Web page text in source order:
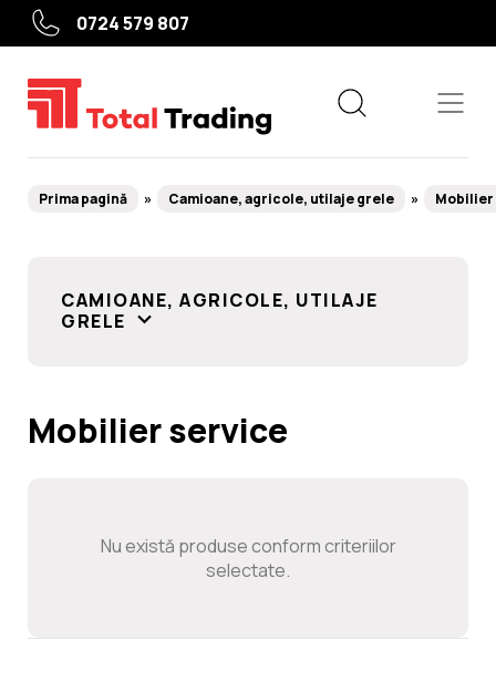
0724 579 807
Ghidul Echipamentelor
Contact
Prima pagină Camioane, agricole, utilaje grele
CAMIOANE, AGRICOLE, UTILAJE
GRELE
Mobilier service
Nu există produse conform criteriilor
selectate.